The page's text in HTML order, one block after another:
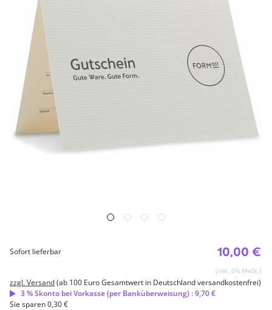
10,00 €
(inkl. 0% MwSt.)
Sofort lieferbar
zzgl. Versand(ab 100 Euro Gesamtwert in Deutschland versandkostenfrei)
3 % Skonto bei Vorkasse (per Banküberweisung) : 9,70 €
Sie sparen 0,30 €